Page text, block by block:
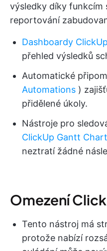
výsledky díky funkcím
reportování
Dashboardy ClickUp
přehled výsledků
Automatické
Automations )
přidělené úkoly.
Nástroje pro
ClickUp Gantt
neztratí žádné
Omezení
Tento nástroj má
protože nabízí